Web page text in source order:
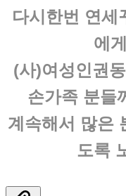
다시한번 연세
에
(사)여성인권
손가족분들
계속해서 많은
도록